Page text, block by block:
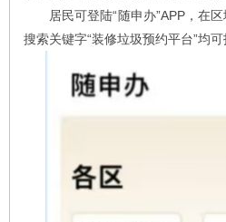
居民可登陆“随申办”APP，在区
搜索关键字“装修垃圾预约平台”均